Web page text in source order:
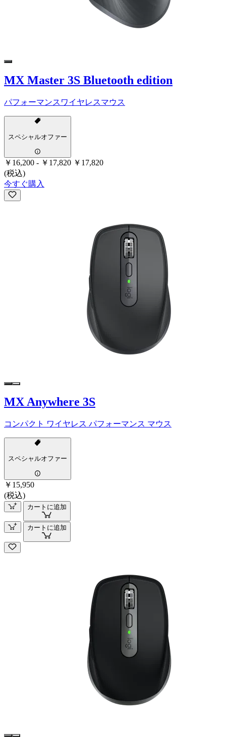
MX Master 3S Bluetooth edition
パフォーマンスワイヤレスマウス
スペシャルオファー
￥16,200 - ￥17,820 ￥17,820
(税込)
今すぐ購入
MX Anywhere 3S
コンパクト ワイヤレス パフォーマンス マウス
スペシャルオファー
￥15,950
(税込)
カートに追加
カートに追加